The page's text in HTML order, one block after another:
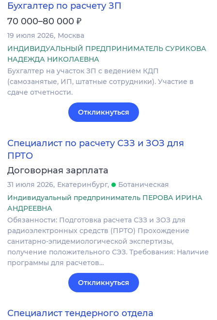
Бухгалтер по расчету ЗП
70 000–80 000 ₽
19 июля 2026 Москва
ИНДИВИДУАЛЬНЫЙ ПРЕДПРИНИМАТЕЛЬ СУРИКОВА
НАДЕЖДА НИКОЛАЕВНА
Бухгалтер на участок ЗП с ведением КДП
(самозанятые, ИП, штатные сотрудники). Участие в
сдаче отчетности.
Откликнуться
Специалист по расчету СЗЗ и ЗОЗ для
ПРТО
Договорная зарплата
31 июля 2026 Екатеринбург
Ботаническая
Индивидуальный предприниматель ПЕРОВА ИРИНА
АНДРЕЕВНА
Обязанности: Подготовка расчета СЗЗ и ЗОЗ для
радиоэлектронных средств (ПРТО) Прохождение
санитарно-эпидемиологической экспертизы,
получение положительного СЭЗ. Требования: Наличие
программы для расчетов…
Откликнуться
Специалист тендерного отдела